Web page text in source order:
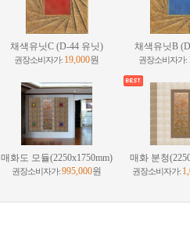
채색유닛C (D-44 유닛)
권장소비자가: 19,000원
채색유닛B
권장소비자가:
매화도 모듈(2250x1750mm)
권장소비자가:995,000원
매화 분청
권장소비자가: